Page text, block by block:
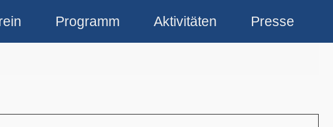
Programm Aktivitäten Presse